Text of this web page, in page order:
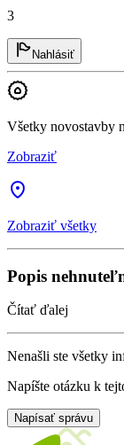
3
Nahlásiť
Všetky novostavby
Zobraziť
Zobraziť všetky
Popis
Čítať ďalej
Nenašli ste všetky
Napíšte otázku k
Napísať správu